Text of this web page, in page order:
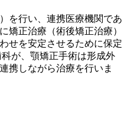
を行い、連携医療機関であ
矯正治療（術後矯正治療）
せを安定させるために保定
が、顎矯正手術は形成外
携しながら治療を行いま